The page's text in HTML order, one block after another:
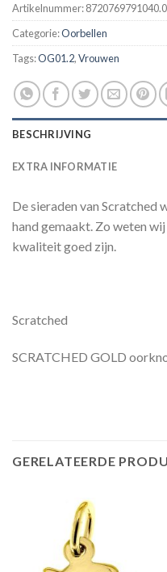
Artikelnummer:8720769791040.0
Categorie:Oorbellen
Tags:OG01.2,Vrouwen
BESCHRIJVING
EXTRA INFORMATIE
De sieraden van Scratched
hand gemaakt. Zo weten
kwaliteit goed zijn.
Scratched
SCRATCHED GOLD
GERELATEERDE